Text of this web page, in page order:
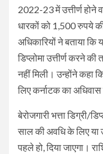
2022-23 में उत्तीर्ण
धारकों को 1,500 रुपये
अधिकारियों ने बताया कि
डिप्लोमा उत्तीर्ण करने
नहीं मिली। उन्होंने कहा
लिए कर्नाटक का अधिवास
बेरोजगारी भत्ता डिग्री/
साल की अवधि के लिए या
पहले हो, दिया जाएगा।